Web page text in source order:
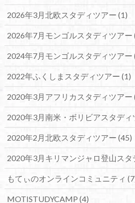
2026年3月北欧スタディツアー (1)
2026年7月モンゴルスタディツアー
2024年7月モンゴルスタディツアー
2022年ふくしまスタディツアー (1)
2020年3月アフリカスタディツアー
2020年3月南米・ボリビアスタディ
2020年2月北欧スタディツアー (45)
2020年3月キリマンジャロ登山スタ
もてぃのオンラインコミュニティ
MOTISTUDYCAMP (4)